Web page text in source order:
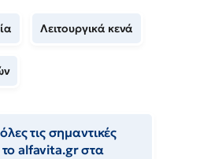
Λειτουργικά κενά
τις σημαντικές
το alfavita.gr στα